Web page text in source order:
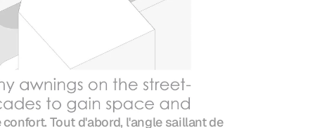
Tout d'abord, l'angle saillant de